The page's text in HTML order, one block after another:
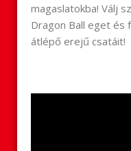
magaslatokba! Válj
Dragon Ball eget
átlépő erejű csatáit!